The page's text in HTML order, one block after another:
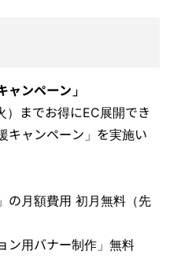
ャンペーン」
までお得にEC展開でき
キャンペーン」を実施い
の月額費用 初月無料（先
ン用バナー制作」無料